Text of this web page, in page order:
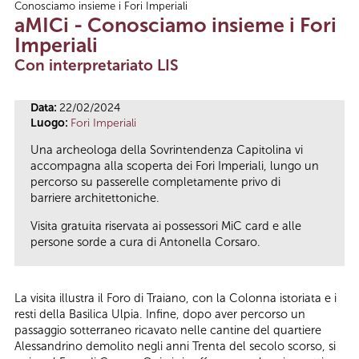
Tu sei qui
Conosciamo insieme i Fori Imperiali
aMICi - Conosciamo insieme i Fori
Imperiali
Con interpretariato LIS
Data: 22/02/2024
Luogo: Fori Imperiali
Una archeologa della Sovrintendenza Capitolina vi
accompagna alla scoperta dei Fori Imperiali, lungo un
percorso su passerelle completamente privo di
barriere architettoniche.
Visita gratuita riservata ai possessori MiC card e alle
persone sorde a cura di Antonella Corsaro.
La visita illustra il Foro di Traiano, con la Colonna istoriata e i
resti della Basilica Ulpia. Infine, dopo aver percorso un
passaggio sotterraneo ricavato nelle cantine del quartiere
Alessandrino demolito negli anni Trenta del secolo scorso, si